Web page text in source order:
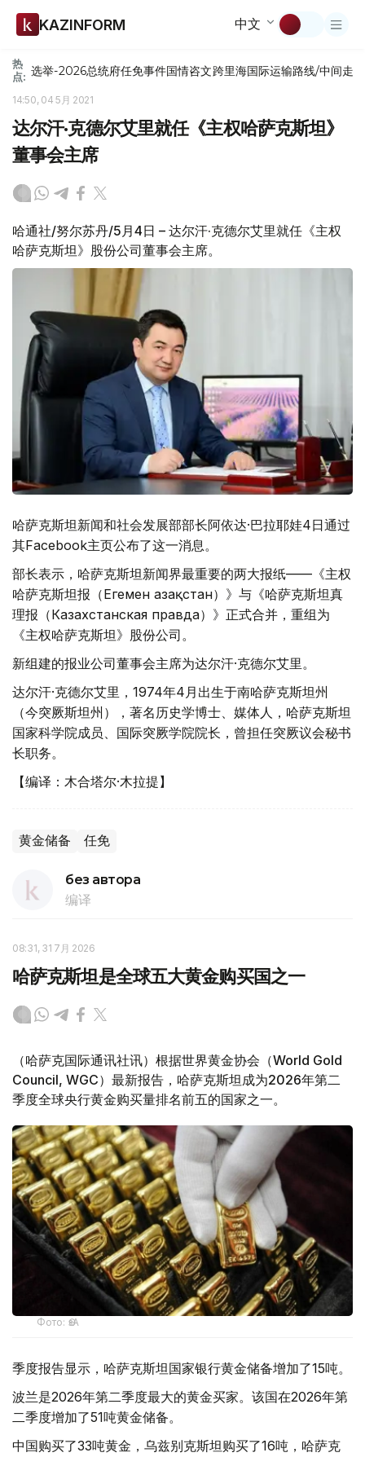
KAZINFORM 中文
热
点: 选举-2026总统府任免事件国情咨文跨里海国际运输路线/中间走廊
14:50, 04 5月 2021
达尔汗·克德尔艾里就任《主权哈萨克斯坦》
董事会主席
哈通社/努尔苏丹/5月4日 – 达尔汗·克德尔艾里就任《主权
哈萨克斯坦》股份公司董事会主席。
哈萨克斯坦新闻和社会发展部部长阿依达·巴拉耶娃4日通过
其Facebook主页公布了这一消息。
部长表示，哈萨克斯坦新闻界最重要的两大报纸——《主权
哈萨克斯坦报（Егемен Қазақстан）》与《哈萨克斯坦真
理报（Казахстанская правда）》正式合并，重组为
《主权哈萨克斯坦》股份公司。
新组建的报业公司董事会主席为达尔汗·克德尔艾里。
达尔汗·克德尔艾里，1974年4月出生于南哈萨克斯坦州
（今突厥斯坦州），著名历史学博士、媒体人，哈萨克斯坦
国家科学院成员、国际突厥学院院长，曾担任突厥议会秘书
长职务。
【编译：木合塔尔·木拉提】
黄金储备 任免
без автора
编译
08:31, 31 7月 2026
哈萨克斯坦是全球五大黄金购买国之一
（哈萨克国际通讯社讯）根据世界黄金协会（World Gold
Council, WGC）最新报告，哈萨克斯坦成为2026年第二
季度全球央行黄金购买量排名前五的国家之一。
Фото: ӨзА
季度报告显示，哈萨克斯坦国家银行黄金储备增加了15吨。
波兰是2026年第二季度最大的黄金买家。该国在2026年第
二季度增加了51吨黄金储备。
中国购买了33吨黄金，乌兹别克斯坦购买了16吨，哈萨克